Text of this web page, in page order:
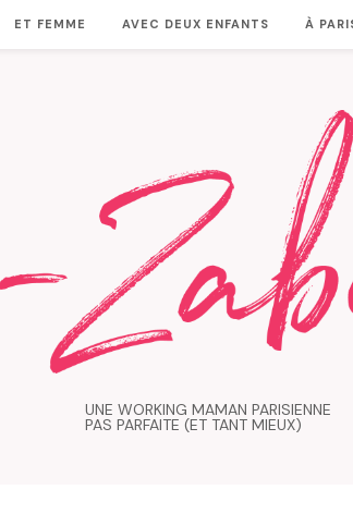
ET FEMME AVEC DEUX ENFANTS À
UNE WORKING MAMAN PARISIENNE
PAS PARFAITE (ET TANT MIEUX)